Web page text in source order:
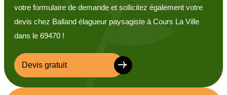
votre formulaire de demande et sollicitez également votre
devis chez Balland élagueur paysagiste à Cours La Ville
dans le 69470 !
Devis gratuit